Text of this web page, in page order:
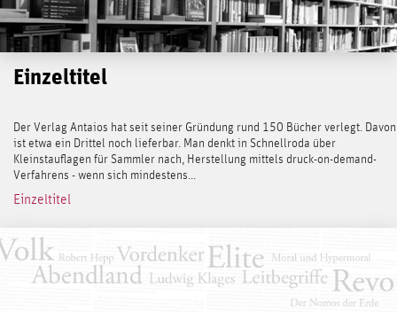
Einzeltitel
Der Verlag Antaios hat seit seiner Gründung rund 150 Bücher verlegt. Davon
ist etwa ein Drittel noch lieferbar. Man denkt in Schnellroda über
Kleinstauflagen für Sammler nach, Herstellung mittels druck-on-demand-
Verfahrens - wenn sich mindestens...
Einzeltitel